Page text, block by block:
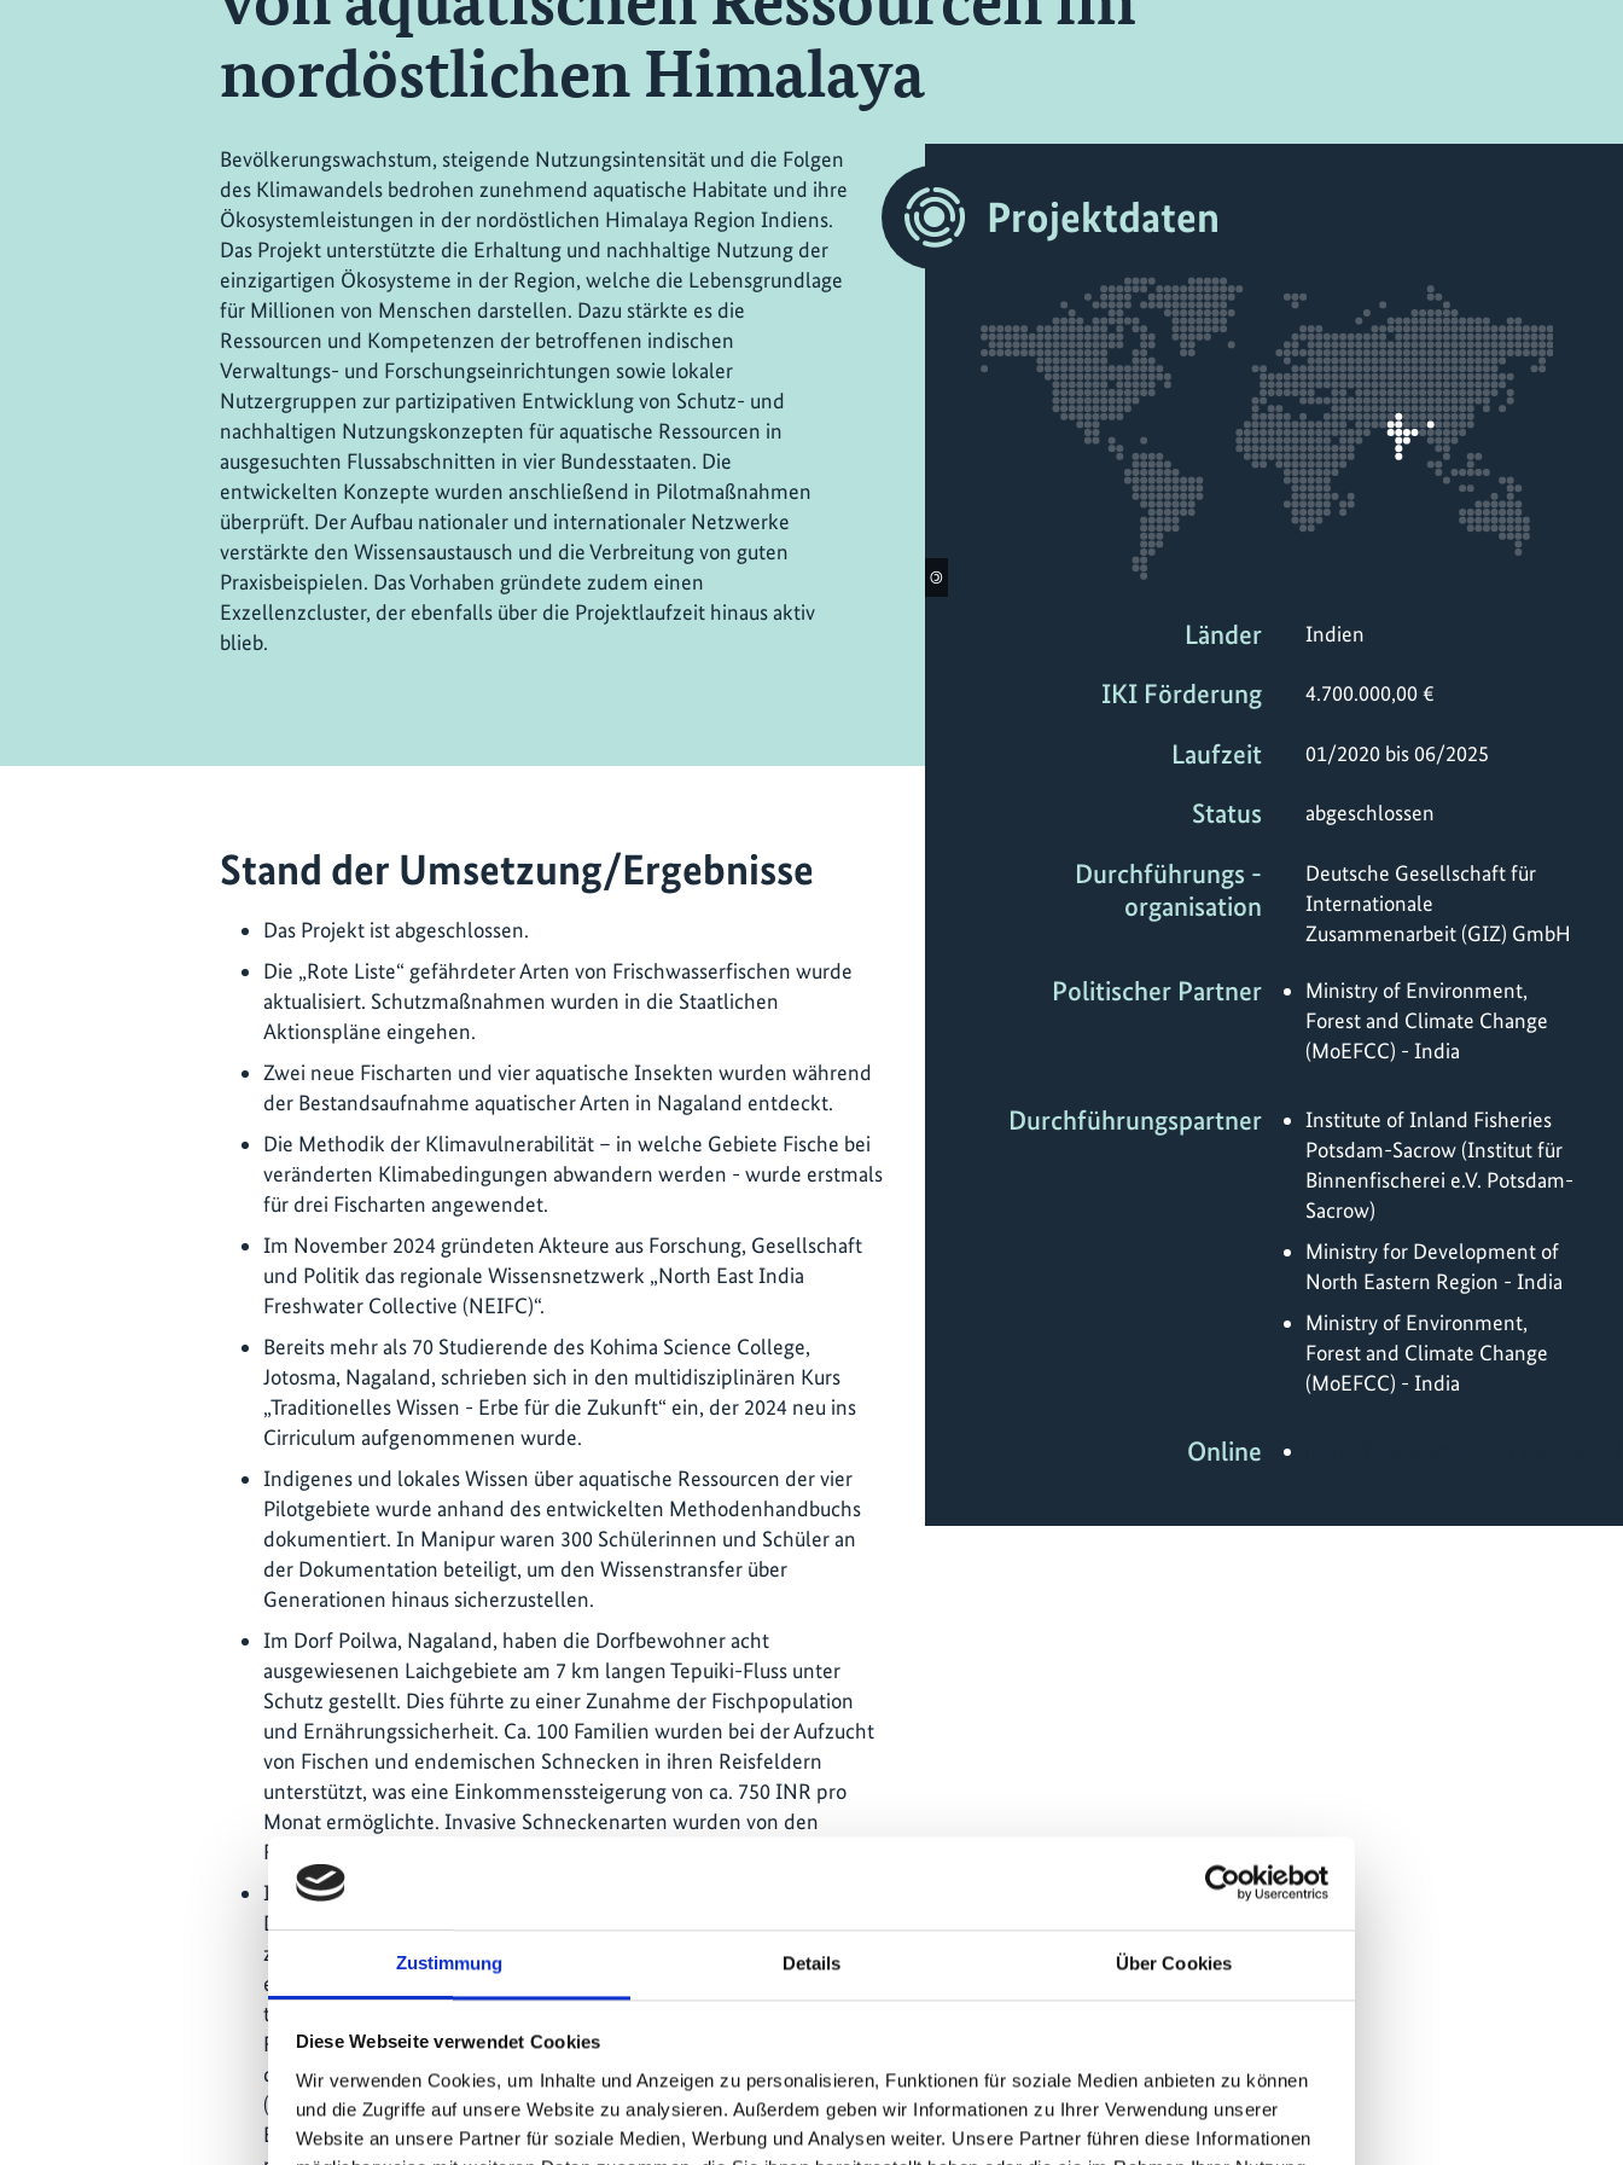
Zustimmung Details Über Cookies
Diese Webseite verwendet Cookies
Wir verwenden Cookies, um Inhalte und Anzeigen zu personalisieren, Funktionen für soziale Medien anbieten zu können
und die Zugriffe auf unsere Website zu analysieren. Außerdem geben wir Informationen zu Ihrer Verwendung unserer
Website an unsere Partner für soziale Medien, Werbung und Analysen weiter. Unsere Partner führen diese Informationen
nordöstlichen Himalaya
Bevölkerungswachstum, steigende Nutzungsintensität und die Folgen
des Klimawandels bedrohen zunehmend aquatische Habitate und ihre
Ökosystemleistungen in der nordöstlichen Himalaya Region Indiens.
Das Projekt unterstützte die Erhaltung und nachhaltige Nutzung der
einzigartigen Ökosysteme in der Region, welche die Lebensgrundlage
für Millionen von Menschen darstellen. Dazu stärkte es die
Ressourcen und Kompetenzen der betroffenen indischen
Verwaltungs- und Forschungseinrichtungen sowie lokaler
Nutzergruppen zur partizipativen Entwicklung von Schutz- und
nachhaltigen Nutzungskonzepten für aquatische Ressourcen in
ausgesuchten Flussabschnitten in vier Bundesstaaten. Die
entwickelten Konzepte wurden anschließend in Pilotmaßnahmen
überprüft. Der Aufbau nationaler und internationaler Netzwerke
verstärkte den Wissensaustausch und die Verbreitung von guten
Praxisbeispielen. Das Vorhaben gründete zudem einen
Exzellenzcluster, der ebenfalls über die Projektlaufzeit hinaus aktiv
blieb.
Projektdaten
©
Länder Indien
IKI Förderung 4.700.000,00 €
Laufzeit 01/2020 bis 06/2025
Status abgeschlossen
Durchführungs -
organisation
Deutsche Gesellschaft für
Internationale
Zusammenarbeit (GIZ) GmbH
Politischer Partner
Ministry of Environment,
Forest and Climate Change
(MoEFCC) - India
Durchführungspartner
Institute of Inland Fisheries
Potsdam-Sacrow (Institut für
Binnenfischerei e.V. Potsdam-
Sacrow)
Ministry for Development of
North Eastern Region - India
Ministry of Environment,
Forest and Climate Change
(MoEFCC) - India
Online
Stand der Umsetzung/Ergebnisse
Das Projekt ist abgeschlossen.
Die „Rote Liste“ gefährdeter Arten von Frischwasserfischen wurde
aktualisiert. Schutzmaßnahmen wurden in die Staatlichen
Aktionspläne eingehen.
Zwei neue Fischarten und vier aquatische Insekten wurden während
der Bestandsaufnahme aquatischer Arten in Nagaland entdeckt.
Die Methodik der Klimavulnerabilität – in welche Gebiete Fische bei
veränderten Klimabedingungen abwandern werden - wurde erstmals
für drei Fischarten angewendet.
Im November 2024 gründeten Akteure aus Forschung, Gesellschaft
und Politik das regionale Wissensnetzwerk „North East India
Freshwater Collective (NEIFC)“.
Bereits mehr als 70 Studierende des Kohima Science College,
Jotosma, Nagaland, schrieben sich in den multidisziplinären Kurs
„Traditionelles Wissen - Erbe für die Zukunft“ ein, der 2024 neu ins
Cirriculum aufgenommenen wurde.
Indigenes und lokales Wissen über aquatische Ressourcen der vier
Pilotgebiete wurde anhand des entwickelten Methodenhandbuchs
dokumentiert. In Manipur waren 300 Schülerinnen und Schüler an
der Dokumentation beteiligt, um den Wissenstransfer über
Generationen hinaus sicherzustellen.
Im Dorf Poilwa, Nagaland, haben die Dorfbewohner acht
ausgewiesenen Laichgebiete am 7 km langen Tepuiki-Fluss unter
Schutz gestellt. Dies führte zu einer Zunahme der Fischpopulation
und Ernährungssicherheit. Ca. 100 Familien wurden bei der Aufzucht
von Fischen und endemischen Schnecken in ihren Reisfeldern
unterstützt, was eine Einkommenssteigerung von ca. 750 INR pro
Monat ermöglichte. Invasive Schneckenarten wurden von den
Feldern entfernt.
In Manipur, am Chakpi-Fluss im Chandel Distrikt haben sich vier
Dörfer zusammengeschlossen, um einen 8 km langen Flussabschnitt
zur „Schutzzone“ zu erklären, die das Laich- und Brutgebiet der
einheimischen Fischarten schützte und Fischfang, Sandabbau und
touristische Aktivitäten verbietete. Mehr als 420 Jugendliche und
Frauen überwachten monatlich den Zustand des Flusses und stellen
die Daten im neu eingerichteten Community Information Centre
(CIC) zur Verfügung. Zusätzliche Lebensunterhalte steigerten das
Einkommen von vor allem ärmeren Fischer-Haushalten und